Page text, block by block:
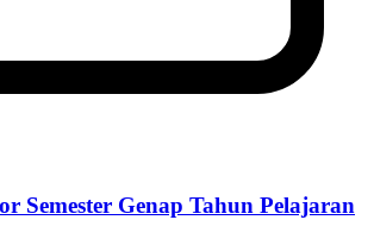
Semester Genap Tahun Pelajaran